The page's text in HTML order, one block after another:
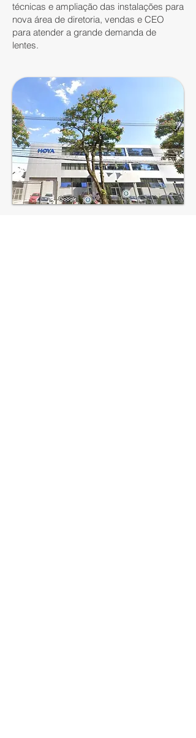
técnicas e ampliação das instalações para
nova área de diretoria, vendas e CEO
para atender a grande demanda de
lentes.